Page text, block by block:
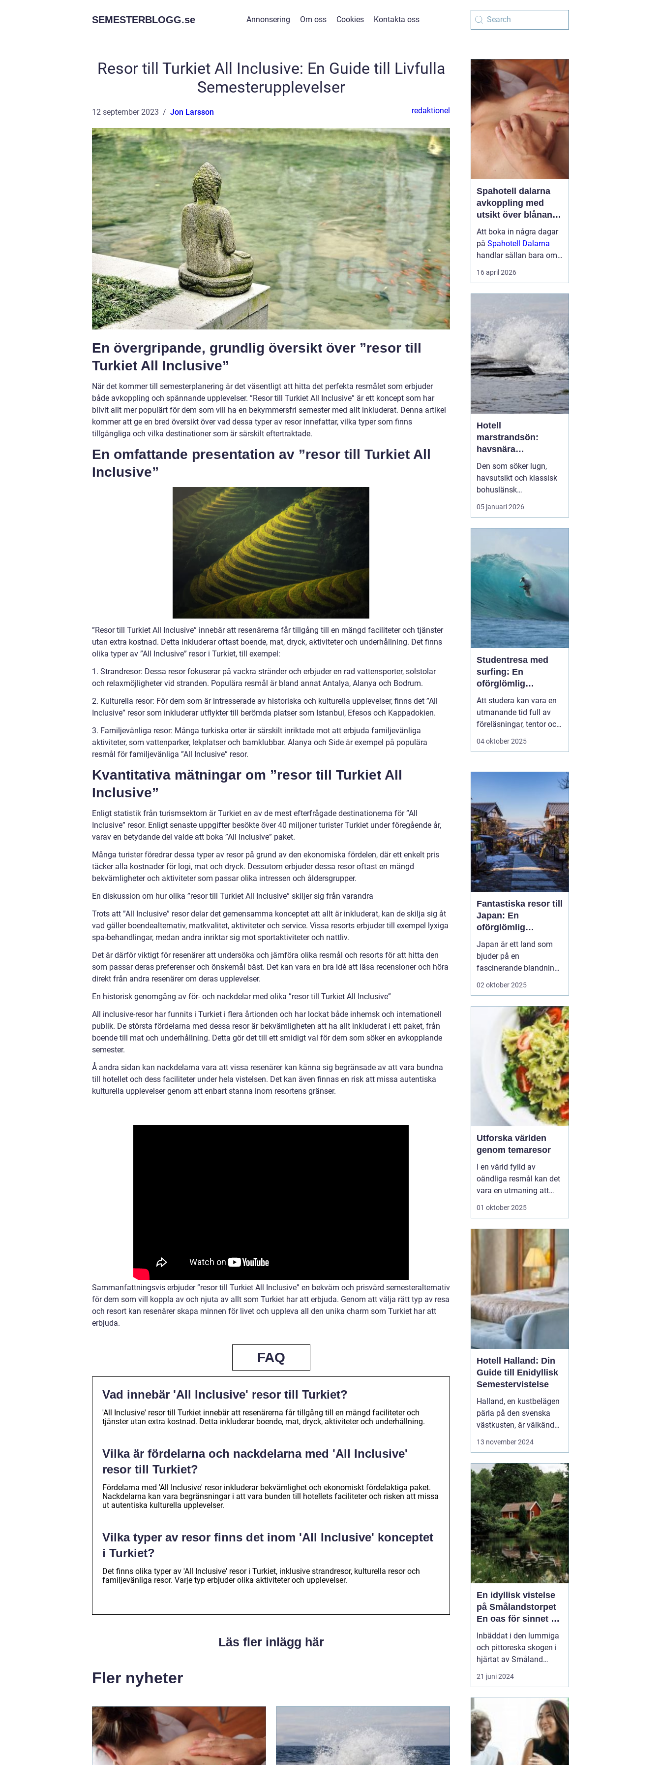
SEMESTERBLOGG.se Annonsering Om oss Cookies Kontakta oss
Resor till Turkiet All Inclusive: En Guide till Livfulla
Semesterupplevelser
12 september 2023 Jon Larsson redaktionel
En övergripande, grundlig översikt över ”resor till
Turkiet All Inclusive”
När det kommer till semesterplanering är det väsentligt att hitta det perfekta resmålet som erbjuder
både avkoppling och spännande upplevelser. ”Resor till Turkiet All Inclusive” är ett koncept som har
blivit allt mer populärt för dem som vill ha en bekymmersfri semester med allt inkluderat. Denna artikel
kommer att ge en bred översikt över vad dessa typer av resor innefattar, vilka typer som finns
tillgängliga och vilka destinationer som är särskilt eftertraktade.
En omfattande presentation av ”resor till Turkiet All
Inclusive”
”Resor till Turkiet All Inclusive” innebär att resenärerna får tillgång till en mängd faciliteter och tjänster
utan extra kostnad. Detta inkluderar oftast boende, mat, dryck, aktiviteter och underhållning. Det finns
olika typer av ”All Inclusive” resor i Turkiet, till exempel:
1. Strandresor: Dessa resor fokuserar på vackra stränder och erbjuder en rad vattensporter, solstolar
och relaxmöjligheter vid stranden. Populära resmål är bland annat Antalya, Alanya och Bodrum.
2. Kulturella resor: För dem som är intresserade av historiska och kulturella upplevelser, finns det ”All
Inclusive” resor som inkluderar utflykter till berömda platser som Istanbul, Efesos och Kappadokien.
3. Familjevänliga resor: Många turkiska orter är särskilt inriktade mot att erbjuda familjevänliga
aktiviteter, som vattenparker, lekplatser och barnklubbar. Alanya och Side är exempel på populära
resmål för familjevänliga ”All Inclusive” resor.
Kvantitativa mätningar om ”resor till Turkiet All
Inclusive”
Enligt statistik från turismsektorn är Turkiet en av de mest efterfrågade destinationerna för ”All
Inclusive” resor. Enligt senaste uppgifter besökte över 40 miljoner turister Turkiet under föregående år,
varav en betydande del valde att boka ”All Inclusive” paket.
Många turister föredrar dessa typer av resor på grund av den ekonomiska fördelen, där ett enkelt pris
täcker alla kostnader för logi, mat och dryck. Dessutom erbjuder dessa resor oftast en mängd
bekvämligheter och aktiviteter som passar olika intressen och åldersgrupper.
En diskussion om hur olika ”resor till Turkiet All Inclusive” skiljer sig från varandra
Trots att ”All Inclusive” resor delar det gemensamma konceptet att allt är inkluderat, kan de skilja sig åt
vad gäller boendealternativ, matkvalitet, aktiviteter och service. Vissa resorts erbjuder till exempel lyxiga
spa-behandlingar, medan andra inriktar sig mot sportaktiviteter och nattliv.
Det är därför viktigt för resenärer att undersöka och jämföra olika resmål och resorts för att hitta den
som passar deras preferenser och önskemål bäst. Det kan vara en bra idé att läsa recensioner och höra
direkt från andra resenärer om deras upplevelser.
En historisk genomgång av för- och nackdelar med olika ”resor till Turkiet All Inclusive”
All inclusive-resor har funnits i Turkiet i flera årtionden och har lockat både inhemsk och internationell
publik. De största fördelarna med dessa resor är bekvämligheten att ha allt inkluderat i ett paket, från
boende till mat och underhållning. Detta gör det till ett smidigt val för dem som söker en avkopplande
semester.
Å andra sidan kan nackdelarna vara att vissa resenärer kan känna sig begränsade av att vara bundna
till hotellet och dess faciliteter under hela vistelsen. Det kan även finnas en risk att missa autentiska
kulturella upplevelser genom att enbart stanna inom resortens gränser.
Sammanfattningsvis erbjuder ”resor till Turkiet All Inclusive” en bekväm och prisvärd semesteralternativ
för dem som vill koppla av och njuta av allt som Turkiet har att erbjuda. Genom att välja rätt typ av resa
och resort kan resenärer skapa minnen för livet och uppleva all den unika charm som Turkiet har att
erbjuda.
FAQ
Vad innebär 'All Inclusive' resor till Turkiet?
'All Inclusive' resor till Turkiet innebär att resenärerna får tillgång till en mängd faciliteter och
tjänster utan extra kostnad. Detta inkluderar boende, mat, dryck, aktiviteter och underhållning.
Vilka är fördelarna och nackdelarna med 'All Inclusive'
resor till Turkiet?
Fördelarna med 'All Inclusive' resor inkluderar bekvämlighet och ekonomiskt fördelaktiga paket.
Nackdelarna kan vara begränsningar i att vara bunden till hotellets faciliteter och risken att missa
ut autentiska kulturella upplevelser.
Vilka typer av resor finns det inom 'All Inclusive' konceptet
i Turkiet?
Det finns olika typer av 'All Inclusive' resor i Turkiet, inklusive strandresor, kulturella resor och
familjevänliga resor. Varje typ erbjuder olika aktiviteter och upplevelser.
Läs fler inlägg här
Fler nyheter
Spahotell dalarna
avkoppling med
utsikt över blånande
berg
Att boka in några dagar
på Spahotell Dalarna
handlar sällan bara om
att få en massage eller
ta ett dopp i en varm
om naturen, tystnaden
och känslan av att kliva
åt sidan från...
16 april 2026
Hotell
marstrandsön:
havsnära
upplevelser på
västkustens pärla
Den som söker lugn,
havsutsikt och klassisk
bohuslänsk
skärgårdsmiljö hamnar
förr eller senare på
pulserande sommarliv.
För många...
05 januari 2026
Studentresa med
surfing: En
oförglömlig
upplevelse fylld av
vågor och
gemenskap
Att studera kan vara en
utmanande tid full av
föreläsningar, tentor och
den ständiga pressen att
själv en paus och ladda
batterierna. Vad kan då
04 oktober 2025
Fantastiska resor till
Japan: En
oförglömlig
upplevelse
Japan är ett land som
bjuder på en
fascinerande blandning
av gamla traditioner och
Japan resor ett...
02 oktober 2025
Utforska världen
genom temaresor
I en värld fylld av
oändliga resmål kan det
vara en utmaning att
välja rätt upplevelse.
de vill skapa minnen och
fördjupa sina kunskaper
01 oktober 2025
Hotell Halland: Din
Guide till Enidyllisk
Semestervistelse
Halland, en kustbelägen
pärla på den svenska
västkusten, är välkänd
för sina praktfulla
stressfria
spaanläggningar till
familjevänliga seme...
13 november 2024
En idyllisk vistelse
på Smålandstorpet
En oas för sinnet på
svenska
landsbygden
Inbäddat i den lummiga
och pittoreska skogen i
hjärtat av Småland
påträffar besökaren en
pärla sällan skådad
det ögonblick däck rullar
över grusets knaster vid
grusvägens slut är stress
och stadens brus som
bortblåsta. Skogsgårde...
21 juni 2024